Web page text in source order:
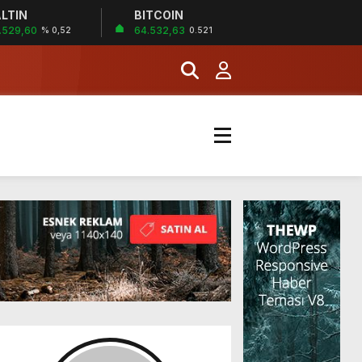
% 0,52
BITCOIN
64.532,63 0.521
SGK